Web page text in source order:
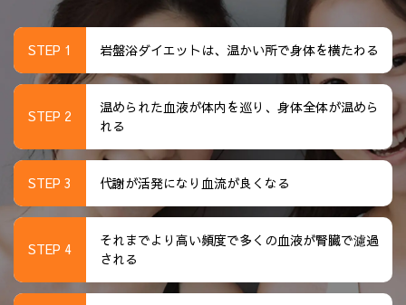
STEP 1 岩盤浴ダイエットは、温かい所で身体を横たわる
STEP 2
温められた血液が体内を巡り、身体全体が温めら
れる
STEP 3 代謝が活発になり血流が良くなる
STEP 4
それまでより高い頻度で多くの血液が腎臓で濾過
される